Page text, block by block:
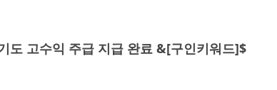
도 고수익 주급 지급 완료 &[구인키워드]$